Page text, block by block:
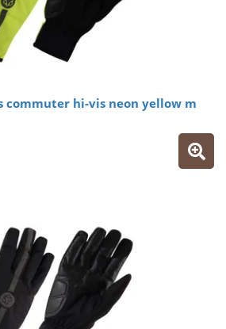
commuter hi-vis neon yellow m